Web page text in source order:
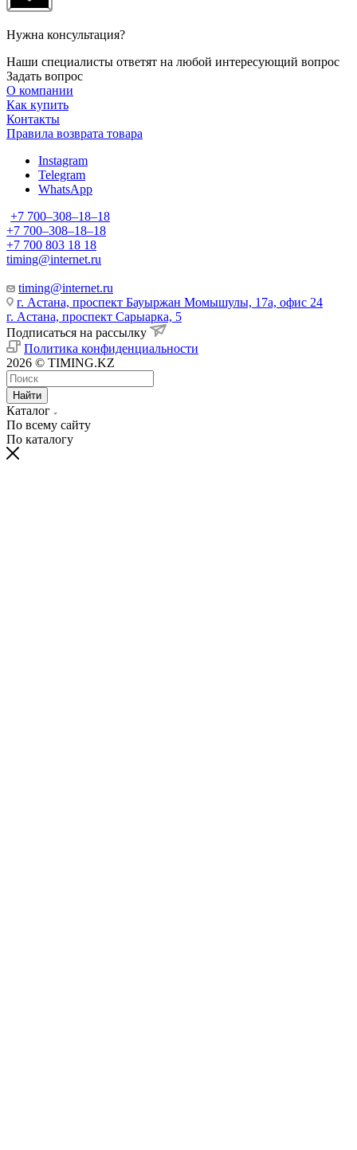
Нужна консультация?
Наши специалисты ответят на любой интересующий вопрос
Задать вопрос
О компании
Как купить
Контакты
Правила возврата товара
Instagram
Telegram
WhatsApp
+7 700‒308‒18‒18
+7 700‒308‒18‒18
+7 700 803 18 18
timing@internet.ru
timing@internet.ru
г. Астана, проспект Бауыржан Момышулы, 17а, офис 24
г. Астана, проспект Сарыарка, 5
Подписаться на рассылку
Политика конфиденциальности
2026 © TIMING.KZ
Найти
Каталог
По всему сайту
По каталогу